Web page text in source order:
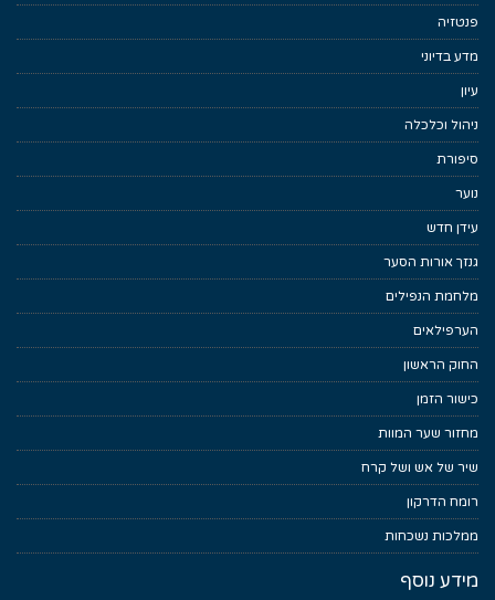
פנטזיה
מדע בדיוני
עיון
ניהול וכלכלה
סיפורת
נוער
עידן חדש
גנזך אורות הסער
מלחמת הנפילים
הערפילאים
החוק הראשון
כישור הזמן
מחזור שער המוות
שיר של אש ושל קרח
רומח הדרקון
ממלכות נשכחות
מידע נוסף